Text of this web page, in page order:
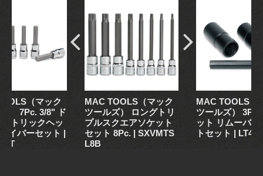
（マック
） 7Pc. 3/8" ド
トリックヘッ
イバーセット |
MAC TOOLS（マック
ツールズ） ロングトリ
プルスクエアソケット
セット 8Pc. | SXVMTS
L8B
MAC TOOLS（
ツールズ） 3Pc.
ット リムーバル
トセット |